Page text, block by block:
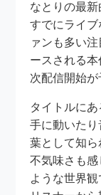
なとりの最新
すでにライ
ァンも多い
ースされる
次配信開始が
タイトルに
手に動いた
葉として知
不気味さも
ような世界